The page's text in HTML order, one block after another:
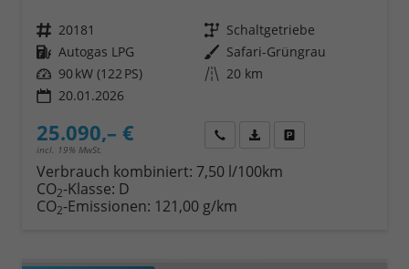
Fahrzeugnr. 20181 Getriebe Schaltgetriebe
Kraftstoff Autogas LPG Außenfarbe Safari-Grüngrau
Leistung 90 kW (122 PS) Kilometerstand 20 km
20.01.2026
25.090,– €
incl. 19% MwSt.
Wir rufen Sie anFahrzeugexposé (PDF)
Verbrauch kombiniert: 7,50 l/100km
CO2-Klasse: D
CO2-Emissionen: 121,00 g/km